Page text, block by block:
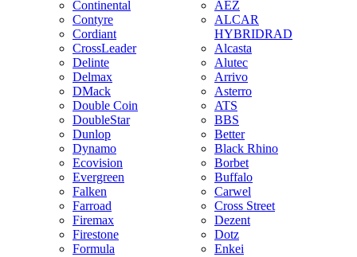
Continental
Contyre
Cordiant
CrossLeader
Delinte
Delmax
DMack
Double Coin
DoubleStar
Dunlop
Dynamo
Ecovision
Evergreen
Falken
Farroad
Firemax
Firestone
Formula
AEZ
ALCAR
HYBRIDRAD
Alcasta
Alutec
Arrivo
Asterro
ATS
BBS
Better
Black Rhino
Borbet
Buffalo
Carwel
Cross Street
Dezent
Dotz
Enkei